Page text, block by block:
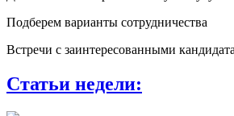
Подберем варианты сотрудничества
Встречи с заинтересованными
Статьи недели: